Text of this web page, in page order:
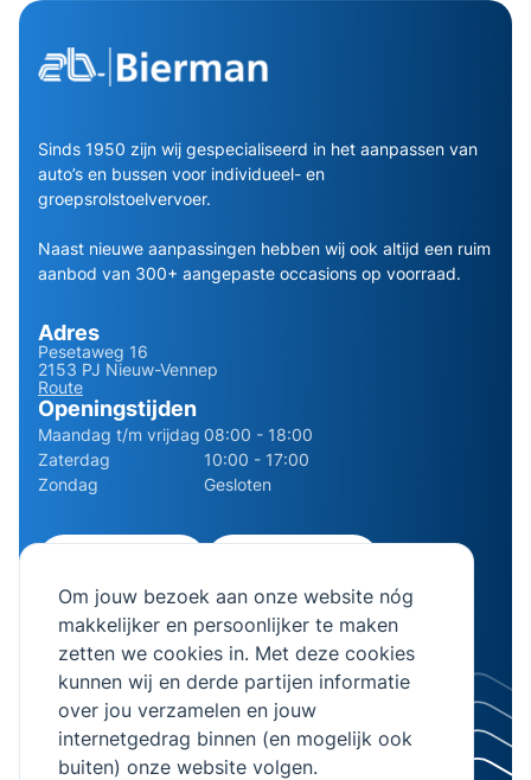
Om jouw bezoek aan onze website nóg
makkelijker en persoonlijker te maken
zetten we cookies in. Met deze cookies
kunnen wij en derde partijen informatie
over jou verzamelen en jouw
internetgedrag binnen (en mogelijk ook
buiten) onze website volgen.
Sinds 1950 zijn wij gespecialiseerd in het aanpassen van
auto’s en bussen voor individueel- en
groepsrolstoelvervoer.
Naast nieuwe aanpassingen hebben wij ook altijd een ruim
aanbod van 300+ aangepaste occasions op voorraad.
Adres
Pesetaweg 16
2153 PJ Nieuw-Vennep
Route
Openingstijden
Maandag t/m vrijdag 08:00 - 18:00
Zaterdag
10:00 - 17:00
Zondag
Gesloten
info@bierman.eu
© 2026 AB Bierman. Alle rechten voorbehouden.